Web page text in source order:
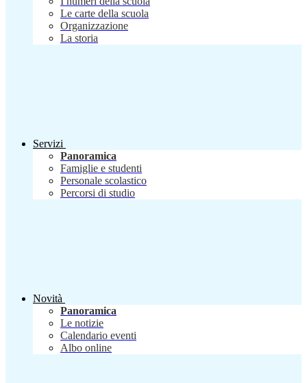
Le carte della scuola
Organizzazione
La storia
Servizi
Panoramica
Famiglie e studenti
Personale scolastico
Percorsi di studio
Novità
Panoramica
Le notizie
Calendario eventi
Albo online